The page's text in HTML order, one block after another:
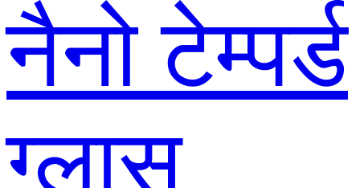
नैनो टेम्पर्ड
ग्लास